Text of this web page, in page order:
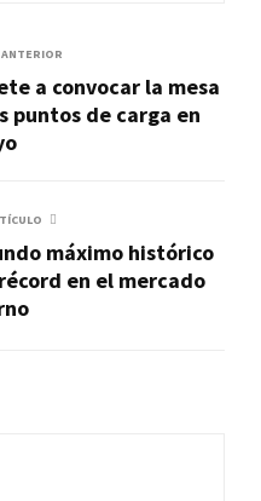
a convocar la mesa
puntos de carga en
máximo histórico
en el mercado